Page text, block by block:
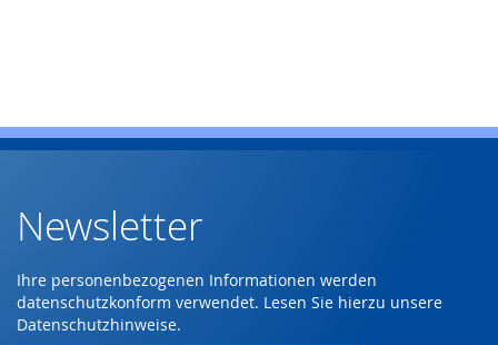
Newsletter
Ihre personenbezogenen Informationen werden
datenschutzkonform verwendet. Lesen Sie hierzu unsere
Datenschutzhinweise.